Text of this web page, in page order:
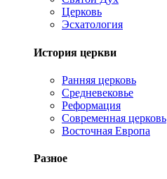
Церковь
Эсхатология
История церкви
Ранняя церковь
Средневековье
Реформация
Современная церковь
Восточная Европа
Разное